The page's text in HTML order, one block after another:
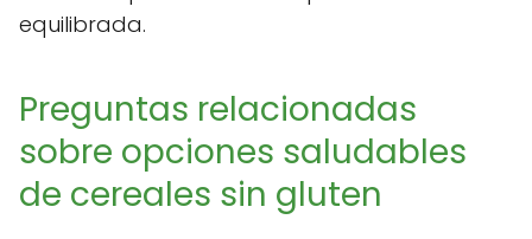
equilibrada.
Preguntas relacionadas
sobre opciones saludables
de cereales sin gluten